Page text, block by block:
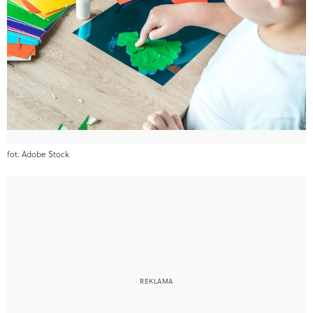
fot. Adobe Stock